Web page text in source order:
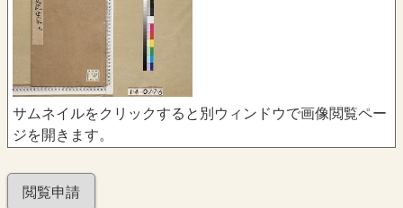
サムネイルをクリックすると別ウィンドウで画像閲覧ペー
ジを開きます。
閲覧申請